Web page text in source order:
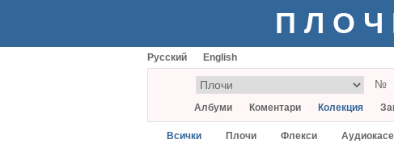
Русский English
№
Албуми Коментари Колекция
Всички Плочи Флекси